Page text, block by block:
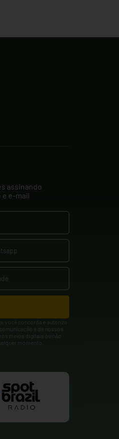
assinando
e-mail
você concorda e autoriza
e de nossos
meios digitais ou não
momento.